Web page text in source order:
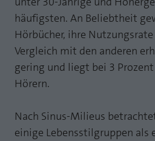
häufigsten. An Beliebtheit
Hörbücher, ihre
Vergleich mit den anderen
gering und liegt bei 3
Hörern.
Nach Sinus-Milieus
einige Lebensstilgruppen als